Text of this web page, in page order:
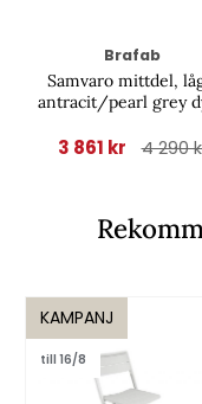
Brafab
Samvaro mittdel,
antracit/pearl grey
3 861 kr 4 290
KAMPANJ
till 16/8